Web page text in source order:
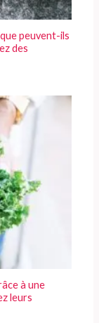
peuvent-ils
des
à une
leurs